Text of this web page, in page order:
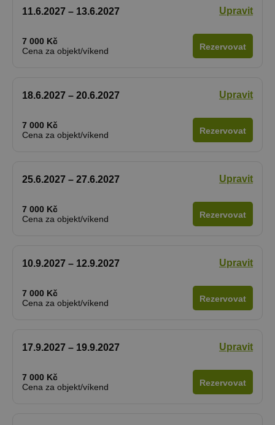
11.6.2027 – 13.6.2027 Upravit
7 000 Kč
Cena za objekt/víkend
Rezervovat
18.6.2027 – 20.6.2027 Upravit
7 000 Kč
Cena za objekt/víkend
Rezervovat
25.6.2027 – 27.6.2027 Upravit
7 000 Kč
Cena za objekt/víkend
Rezervovat
10.9.2027 – 12.9.2027 Upravit
7 000 Kč
Cena za objekt/víkend
Rezervovat
17.9.2027 – 19.9.2027 Upravit
7 000 Kč
Cena za objekt/víkend
Rezervovat